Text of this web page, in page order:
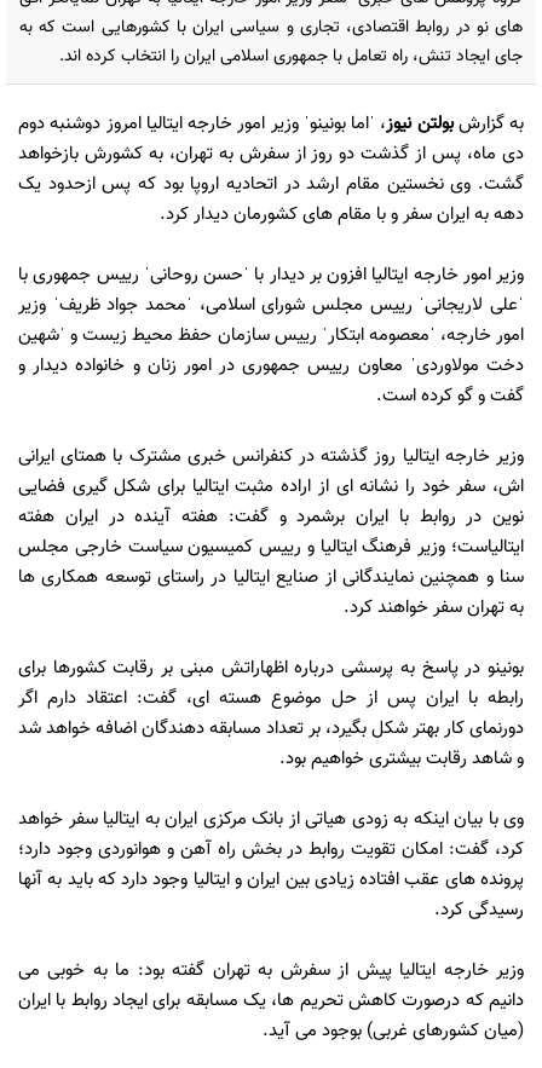
های نو در روابط اقتصادی، تجاری و سیاسی ایران با کشورهایی است که به
جای ایجاد تنش، راه تعامل با جمهوری اسلامی ایران را انتخاب کرده اند.
به گزارشبولتن نیوز، ˈاما بونینوˈ وزیر امور خارجه ایتالیا امروز دوشنبه دوم
دی ماه، پس از گذشت دو روز از سفرش به تهران، به کشورش بازخواهد
گشت. وی نخستین مقام ارشد در اتحادیه اروپا بود که پس ازحدود یک
دهه به ایران سفر و با مقام های کشورمان دیدار کرد.
وزیر امور خارجه ایتالیا افزون بر دیدار با ˈحسن روحانیˈ رییس جمهوری با
ˈعلی لاریجانیˈ رییس مجلس شورای اسلامی، ˈمحمد جواد ظریفˈ وزیر
امور خارجه، ˈمعصومه ابتکارˈ رییس سازمان حفظ محیط زیست و ˈشهین
دخت مولاوردیˈ معاون رییس جمهوری در امور زنان و خانواده دیدار و
گفت و گو کرده است.
وزیر خارجه ایتالیا روز گذشته در کنفرانس خبری مشترک با همتای ایرانی
اش، سفر خود را نشانه ای از اراده مثبت ایتالیا برای شکل گیری فضایی
نوین در روابط با ایران برشمرد و گفت: هفته آینده در ایران هفته
ایتالیاست؛ وزیر فرهنگ ایتالیا و رییس کمیسیون سیاست خارجی مجلس
سنا و همچنین نمایندگانی از صنایع ایتالیا در راستای توسعه همکاری ها
به تهران سفر خواهند کرد.
بونینو در پاسخ به پرسشی درباره اظهاراتش مبنی بر رقابت کشورها برای
رابطه با ایران پس از حل موضوع هسته ای، گفت: اعتقاد دارم اگر
دورنمای کار بهتر شکل بگیرد، بر تعداد مسابقه دهندگان اضافه خواهد شد
و شاهد رقابت بیشتری خواهیم بود.
وی با بیان اینکه به زودی هیاتی از بانک مرکزی ایران به ایتالیا سفر خواهد
کرد، گفت: امکان تقویت روابط در بخش راه آهن و هوانوردی وجود دارد؛
پرونده های عقب افتاده زیادی بین ایران و ایتالیا وجود دارد که باید به آنها
رسیدگی کرد.
وزیر خارجه ایتالیا پیش از سفرش به تهران گفته بود: ما به خوبی می
دانیم که درصورت کاهش تحریم ها، یک مسابقه برای ایجاد روابط با ایران
(میان کشورهای غربی) بوجود می آید.